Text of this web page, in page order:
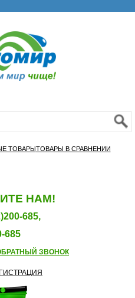
ТОВАРЫТОВАРЫ В СРАВНЕНИИ
НАМ!
685,
685
ЗВОНОК